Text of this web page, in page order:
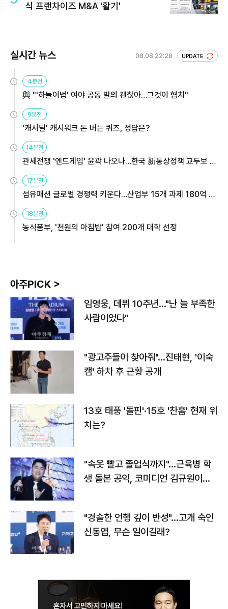
식 프랜차이즈 M&A '활기'
실시간 뉴스 08.08 22:28 UPDATE
4분전
與 "'하늘이법' 여야 공동 발의 괜찮아…그것이 협치"
9분전
'캐시딜' 캐시워크 돈 버는 퀴즈, 정답은?
14분전
관세전쟁 '엔드게임' 윤곽 나오나…한국 新통상정책 교두보 활
용해야
17분전
섬유패션 글로벌 경쟁력 키운다…산업부 15개 과제 180억 지
원
18분전
농식품부, '천원의 아침밥' 참여 200개 대학 선정
아주PICK >
임영웅, 데뷔 10주년…"난 늘 부족한
사람이었다"
"광고주들이 찾아줘"…진태현, '이숙
캠' 하차 후 근황 공개
13호 태풍 '돌핀'·15호 '찬홈' 현재 위
치는?
"속옷 빨고 졸업식까지"…근육병 학
생 돌본 공익, 코미디언 김규원이었
"경솔한 언행 깊이 반성"…고개 숙인
신동엽, 무슨 일이길래?